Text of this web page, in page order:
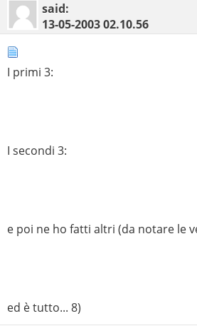
said:
13-05-200302.10.56
I primi 3:
I secondi 3:
e poi ne ho fatti altri (da notare le
ed è tutto... 8)